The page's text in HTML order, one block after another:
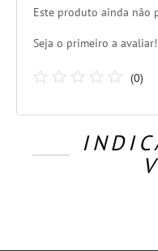
Este produto ainda não
Seja o primeiro a avaliar!
(0)